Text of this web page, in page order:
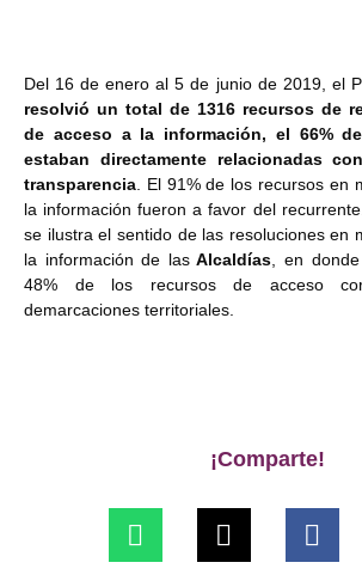
Del 16 de enero al 5 de junio de 2019, el
resolvió un total de 1316 recursos de
de acceso a la información, el 66%
estaban directamente relacionadas
transparencia . El 91% de los recursos en
la información fueron a favor del
se ilustra el sentido de las resoluciones en
la información de lasAlcaldías , en
48% de los recursos de acceso
demarcaciones territoriales.
¡Comparte!